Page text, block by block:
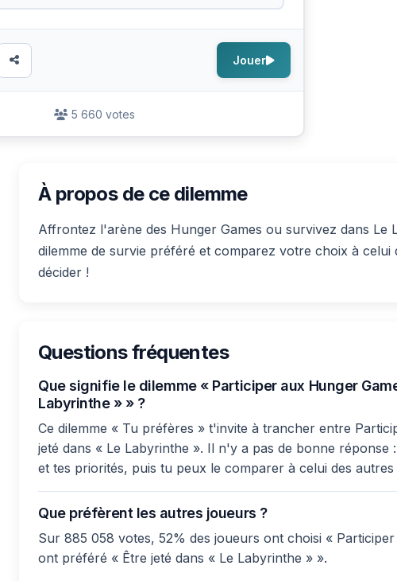
Jouer
5 660 votes
À propos de ce dilemme
Affrontez l'arène des Hunger Games ou survivez dans Le
dilemme de survie préféré et comparez votre choix à celui
décider !
Questions fréquentes
Que signifie le dilemme « Participer aux Hunger
Labyrinthe » » ?
Ce dilemme « Tu préfères » t'invite à trancher entre
jeté dans « Le Labyrinthe ». Il n'y a pas de bonne
et tes priorités, puis tu peux le comparer à celui des autres
Que préfèrent les autres joueurs ?
Sur 885 058 votes, 52% des joueurs ont choisi «
ont préféré « Être jeté dans « Le Labyrinthe » ».